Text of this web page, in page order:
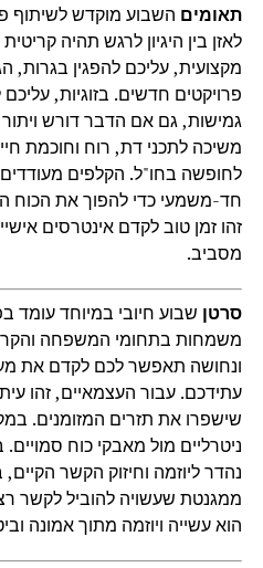
תאומים השבוע מוקדש לשיתוף
לאזן בין היגיון לרגש תהיה
מקצועית, עליכם להפגין בגרות,
פרויקטים חדשים. בזוגיות,
גמישות, גם אם הדבר דורש
משיכה לתכני דת, רוח וחוכמת
לחופשה בחו"ל. הקלפים
חד-משמעי כדי להפוך את הכוח
זהו זמן טוב לקדם אינטרסים
מסביב.
סרטן שבוע חיובי במיוחד עומד
משמחות בתחומי המשפחה
ונחושה תאפשר לכם לקדם את
עתידכם. עבור העצמאיים, זהו
שישפרו את תזרים המזומנים.
ניטרליים מול מאבקי כוח
נהדר ליוזמה וחיזוק הקשר
ממגנטת שעשויה להוביל לקשר
הוא עשייה ויוזמה מתוך אמונה